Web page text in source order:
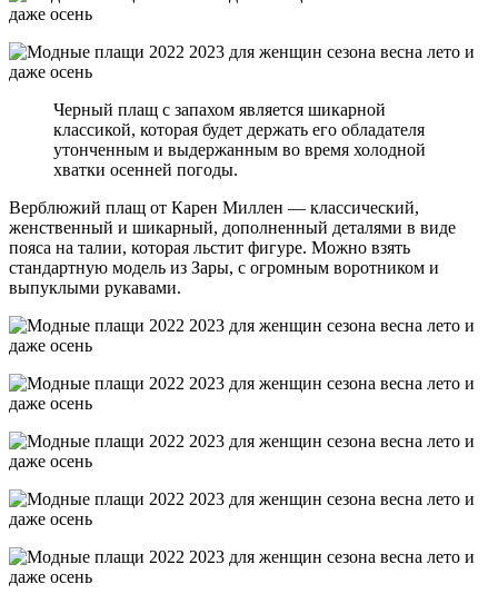
Черный плащ с запахом является шикарной
классикой, которая будет держать его обладателя
утонченным и выдержанным во время холодной
хватки осенней погоды.
Верблюжий плащ от Карен Миллен — классический,
женственный и шикарный, дополненный деталями в виде
пояса на талии, которая льстит фигуре. Можно взять
стандартную модель из Зары, с огромным воротником и
выпуклыми рукавами.